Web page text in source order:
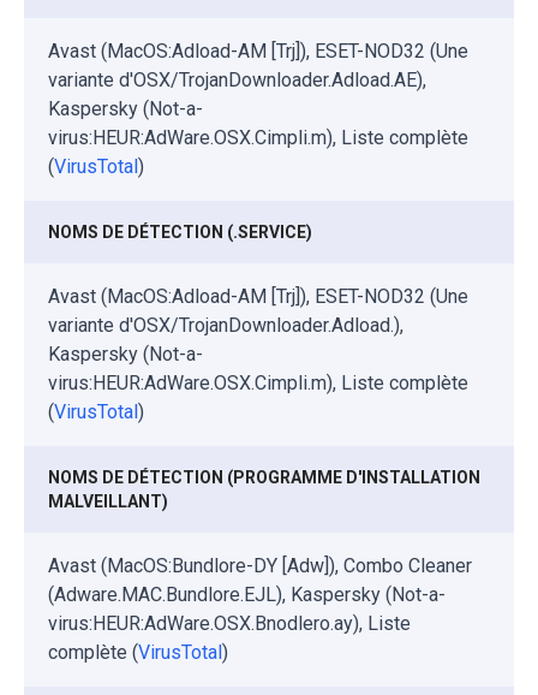
Avast (MacOS:Adload-AM [Trj]), ESET-NOD32 (Une
variante d'OSX/TrojanDownloader.Adload.AE),
Kaspersky (Not-a-
virus:HEUR:AdWare.OSX.Cimpli.m), Liste complète
(VirusTotal )
NOMS DE DÉTECTION (.SERVICE)
Avast (MacOS:Adload-AM [Trj]), ESET-NOD32 (Une
variante d'OSX/TrojanDownloader.Adload.),
Kaspersky (Not-a-
virus:HEUR:AdWare.OSX.Cimpli.m), Liste complète
(VirusTotal )
NOMS DE DÉTECTION (PROGRAMME D'INSTALLATION
MALVEILLANT)
Avast (MacOS:Bundlore-DY [Adw]), Combo Cleaner
(Adware.MAC.Bundlore.EJL), Kaspersky (Not-a-
virus:HEUR:AdWare.OSX.Bnodlero.ay), Liste
complète (VirusTotal )